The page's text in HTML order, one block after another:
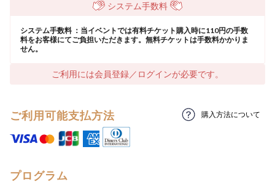
システム手数料
システム手数料 ：当イベントでは有料チケット購入時に110円の手数
料をお客様にてご負担いただきます。無料チケットは手数料かかりま
せん。
ご利用には会員登録／ログインが必要です。
ご利用可能支払方法 購入方法について
プログラム